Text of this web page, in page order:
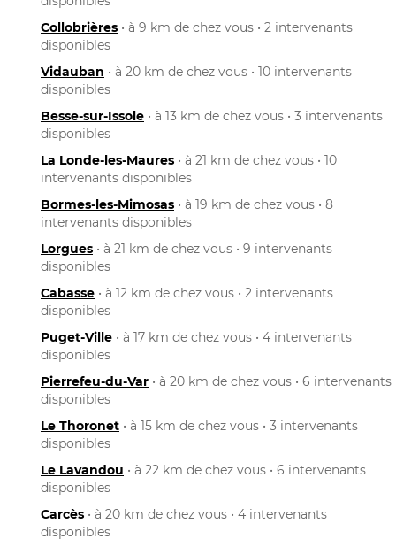
Collobrières • à 9 km de chez vous • 2 intervenants
disponibles
Vidauban • à 20 km de chez vous • 10 intervenants
disponibles
Besse-sur-Issole • à 13 km de chez vous • 3 intervenants
disponibles
La Londe-les-Maures • à 21 km de chez vous • 10
intervenants disponibles
Bormes-les-Mimosas • à 19 km de chez vous • 8
intervenants disponibles
Lorgues • à 21 km de chez vous • 9 intervenants
disponibles
Cabasse • à 12 km de chez vous • 2 intervenants
disponibles
Puget-Ville • à 17 km de chez vous • 4 intervenants
disponibles
Pierrefeu-du-Var • à 20 km de chez vous • 6 intervenants
disponibles
Le Thoronet • à 15 km de chez vous • 3 intervenants
disponibles
Le Lavandou • à 22 km de chez vous • 6 intervenants
disponibles
Carcès • à 20 km de chez vous • 4 intervenants
disponibles